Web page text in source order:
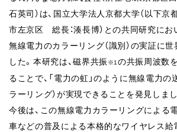
石英司）は、国立大学法人京都大学（以下京
市左京区 総長：湊長博）との共同研究にお
無線電力のカラーリング（識別）の実証に
した。本研究は、磁界共振 ※1の共振周波数
ることで、「電力の虹」のように無線電⼒の
ラーリング）が実現できることを発⾒しまし
今後は、この無線電⼒カラーリングによる
車などの普及による本格的なワイヤレス給